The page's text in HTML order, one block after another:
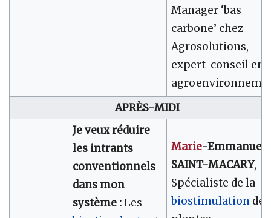
Manager ‘bas
carbone’ chez
Agrosolutions,
expert-conseil en
APRÈS-MIDI
Je veux réduire
les intrants
conventionnels
dans mon
système :Les
Marie-
SAINT-MACARY,
Spécialiste de la
biostimulationdes